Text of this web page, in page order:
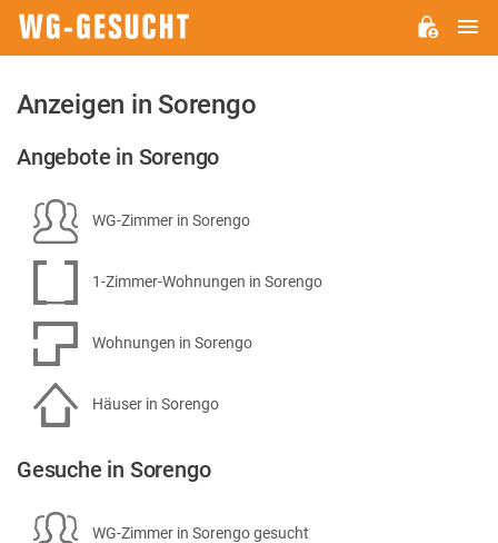
Anzeigen in Sorengo
Angebote in Sorengo
WG-Zimmer in Sorengo
1-Zimmer-Wohnungen in Sorengo
Wohnungen in Sorengo
Häuser in Sorengo
Gesuche in Sorengo
WG-Zimmer in Sorengo gesucht